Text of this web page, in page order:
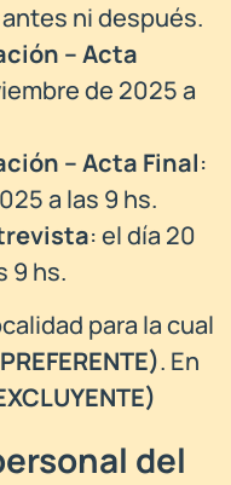
ni después.
– Acta
de 2025 a
– Acta Final:
a las 9 hs.
: el día 20
9 hs.
para la cual
. En
del